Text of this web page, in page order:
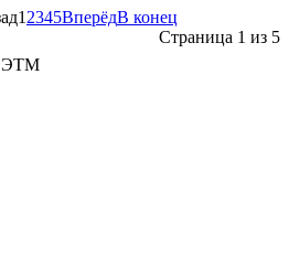
1 2345ВперёдВ конец
Страница 1 из 5
ЭТМ